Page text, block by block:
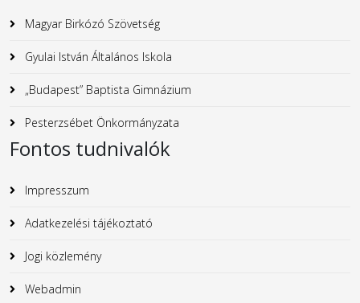
Magyar Birkózó Szövetség
Gyulai István Általános Iskola
„Budapest” Baptista Gimnázium
Pesterzsébet Önkormányzata
Fontos tudnivalók
Impresszum
Adatkezelési tájékoztató
Jogi közlemény
Webadmin